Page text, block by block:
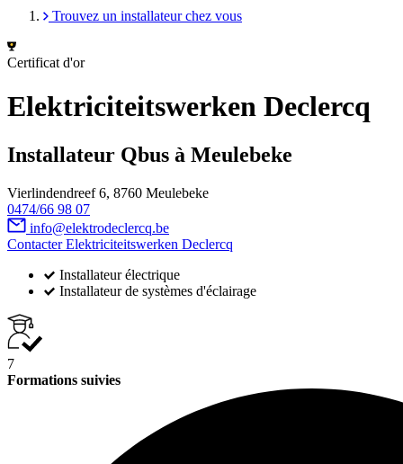
Trouvez un installateur chez vous
Certificat d'or
Elektriciteitswerken Declercq
Installateur Qbus à Meulebeke
Vierlindendreef 6, 8760 Meulebeke
0474/66 98 07
info@elektrodeclercq.be
Contacter Elektriciteitswerken Declercq
Installateur électrique
Installateur de systèmes d'éclairage
7
Formations suivies